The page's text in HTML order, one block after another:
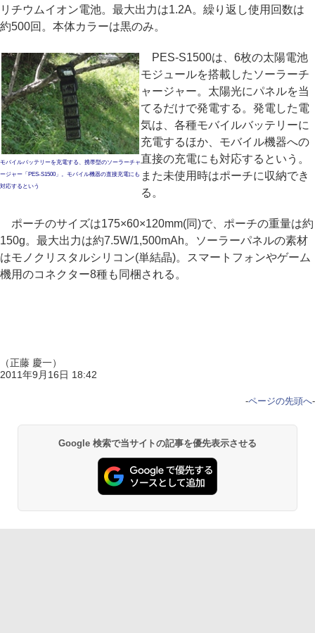
リチウムイオン電池。最大出力は1.2A。繰り返し使用回数は
約500回。本体カラーは黒のみ。
モバイルバッテリーを充電する、携帯型のソーラーチャ
ージャー「PES-S1500」。モバイル機器の直接充電にも
対応するという
PES-S1500は、6枚の太陽電池
モジュールを搭載したソーラーチ
ャージャー。太陽光にパネルを当
てるだけで発電する。発電した電
気は、各種モバイルバッテリーに
充電するほか、モバイル機器への
直接の充電にも対応するという。
また未使用時はポーチに収納でき
る。
ポーチのサイズは175×60×120mm(同)で、ポーチの重量は約
150g。最大出力は約7.5W/1,500mAh。ソーラーパネルの素材
はモノクリスタルシリコン(単結晶)。スマートフォンやゲーム
機用のコネクター8種も同梱される。
（正藤 慶一）
2011年9月16日 18:42
-ページの先頭へ-
Google 検索で当サイトの記事を優先表示させる